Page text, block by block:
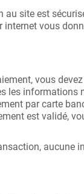
au site est
internet vous
vous
les informations
par carte
est validé,
aucune